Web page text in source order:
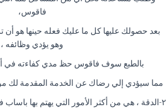
فاقوس،
بعد حصولك عليها كل ما عليك فعله حينها هو أن
وهو يؤدي وظائفه ،
بالطبع سوف فاقوس حظ مدي كفاءته في
مما سيؤدي إلي رضاك عن الخدمة المقدمة لك
٢-الدقة ، هي من أكثر الأمور التي يهتم بها